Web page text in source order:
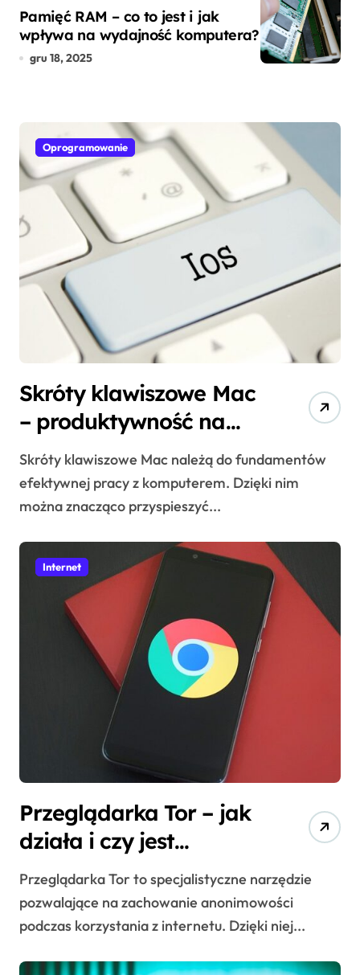
Pamięć RAM – co to jest i jak
wpływa na wydajność komputera?
gru 18, 2025
Oprogramowanie
Skróty klawiszowe Mac
– produktywność na
wyższym poziomie
Skróty klawiszowe Mac należą do fundamentów
efektywnej pracy z komputerem. Dzięki nim
można znacząco przyspieszyć...
Internet
Przeglądarka Tor – jak
działa i czy jest
bezpieczna?
Przeglądarka Tor to specjalistyczne narzędzie
pozwalające na zachowanie anonimowości
podczas korzystania z internetu. Dzięki niej...